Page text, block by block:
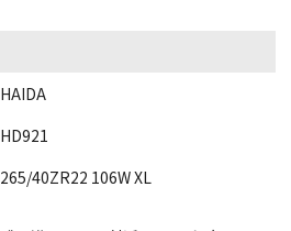
HAIDA
HD921
265/40ZR22 106W XL